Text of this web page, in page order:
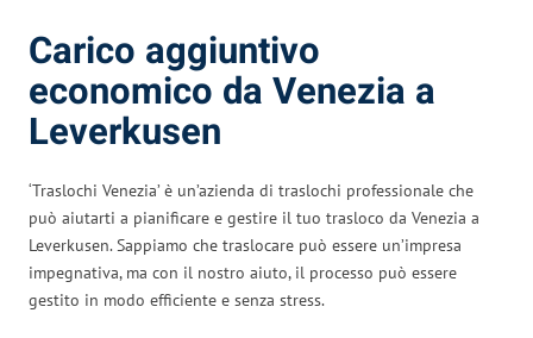
Carico aggiuntivo
economico da Venezia a
Leverkusen
‘Traslochi Venezia’ è un’azienda di traslochi professionale che
può aiutarti a pianificare e gestire il tuo trasloco da Venezia a
Leverkusen. Sappiamo che traslocare può essere un’impresa
impegnativa, ma con il nostro aiuto, il processo può essere
gestito in modo efficiente e senza stress.